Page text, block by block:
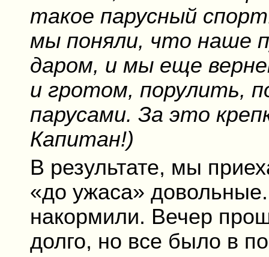
такое парусный
мы поняли, что наше
даром, и мы еще
и гротом, порулить,
парусами. За это
Капитан!)
В результате, мы
«до ужаса»
накормили. Вечер
долго, но все было в